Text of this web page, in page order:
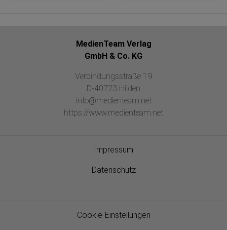
MedienTeam Verlag
GmbH & Co. KG
Verbindungsstraße 19
D-40723 Hilden
info@medienteam.net
https://www.medienteam.net
Impressum
Datenschutz
Cookie-Einstellungen